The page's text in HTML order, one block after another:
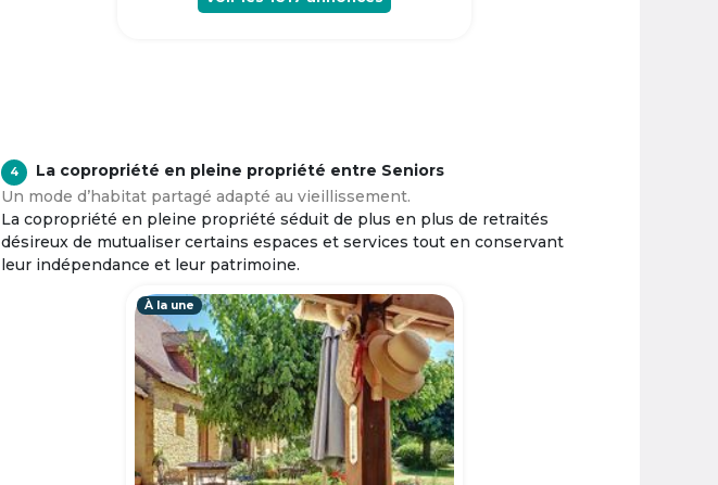
4
La copropriété en pleine propriété entre Seniors
Un mode d’habitat partagé adapté au vieillissement.
La copropriété en pleine propriété séduit de plus en plus de retraités
désireux de mutualiser certains espaces et services tout en conservant
leur indépendance et leur patrimoine.
À la une